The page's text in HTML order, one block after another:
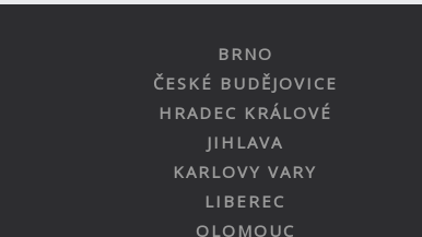
BRNO
ČESKÉ BUDĚJOVICE
HRADEC KRÁLOVÉ
JIHLAVA
KARLOVY VARY
LIBEREC
OLOMOUC